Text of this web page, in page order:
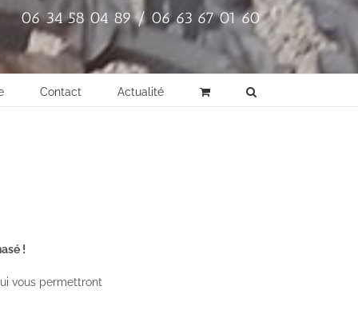
06 34 58 04 89 / 06 63 67 01 60
Contact Actualité
!
vous permettront